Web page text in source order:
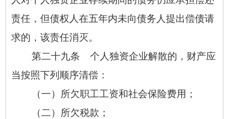
责任，但债权人在五年内未向债务人提出偿债请
求的，该责任消灭。
第二十九条 个人独资企业解散的，财产应
当按照下列顺序清偿：
（一）所欠职工工资和社会保险费用；
（二）所欠税款；